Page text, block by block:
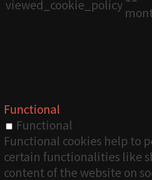
viewed_cookie_policy
Functional
Functional
Functional cookies help to
certain functionalities like
content of the website on